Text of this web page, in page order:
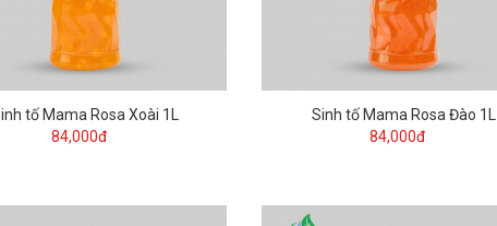
tố Mama Rosa Xoài 1L
84,000đ
Sinh tố Mama Rosa Đào 1L
84,000đ